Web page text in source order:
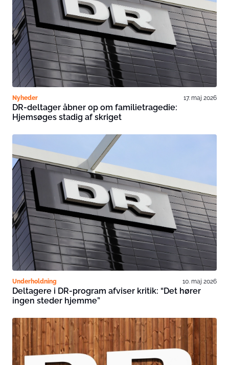
Nyheder 17. maj 2026
DR-deltager åbner op om familietragedie:
Hjemsøges stadig af skriget
Underholdning 10. maj 2026
Deltagere i DR-program afviser kritik: “Det hører
ingen steder hjemme”